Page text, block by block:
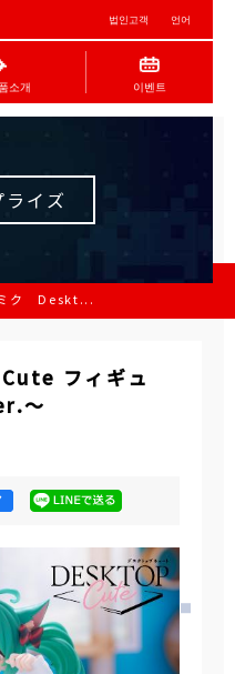
법인고객 언어
소개 이벤트
イズ
ク Deskt...
フィギュ
～